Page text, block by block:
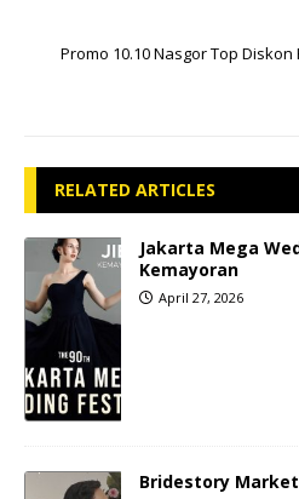
Promo 10.10 Nasgor Top Diskon
RELATED ARTICLES
Jakarta Mega
Kemayoran
April 27, 2026
Bridestory Market